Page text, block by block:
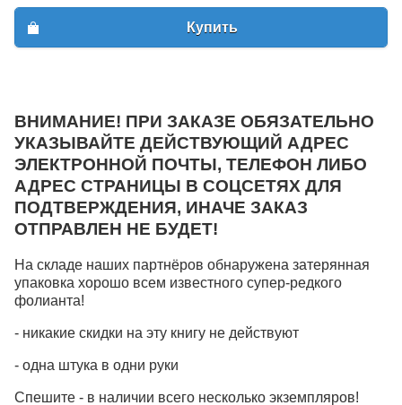
Купить
ВНИМАНИЕ! ПРИ ЗАКАЗЕ ОБЯЗАТЕЛЬНО
УКАЗЫВАЙТЕ ДЕЙСТВУЮЩИЙ АДРЕС
ЭЛЕКТРОННОЙ ПОЧТЫ, ТЕЛЕФОН ЛИБО
АДРЕС СТРАНИЦЫ В СОЦСЕТЯХ ДЛЯ
ПОДТВЕРЖДЕНИЯ, ИНАЧЕ ЗАКАЗ
ОТПРАВЛЕН НЕ БУДЕТ!
На складе наших партнёров обнаружена затерянная
упаковка хорошо всем известного супер-редкого
фолианта!
- никакие скидки на эту книгу не действуют
- одна штука в одни руки
Спешите - в наличии всего несколько экземпляров!